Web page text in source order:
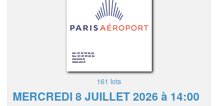
161 lots
MERCREDI 8 JUILLET 2026 à 14:00